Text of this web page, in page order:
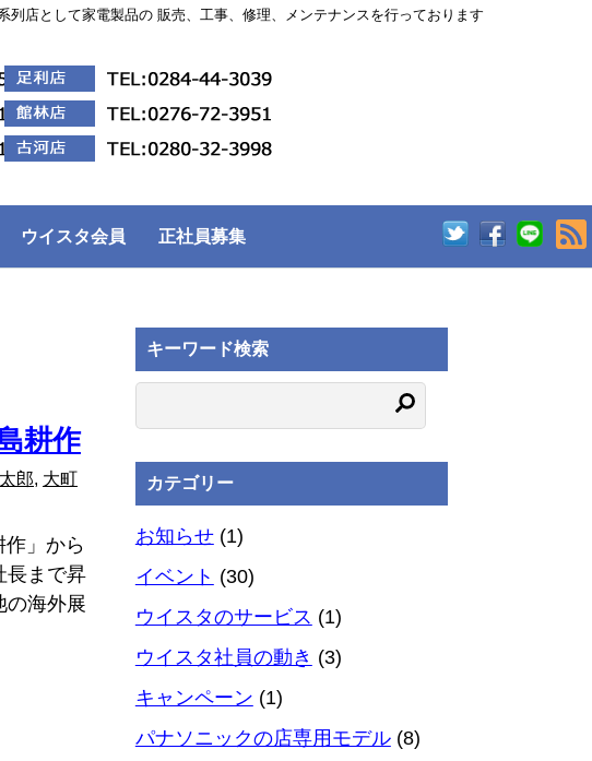
店として家電製品の 販売、工事、修理、メンテナンスを行っております
ウイスタ会員 正社員募集
耕作
郎, 大町
」から
長まで昇
の海外展
キーワード検索
カテゴリー
お知らせ(1)
イベント (30)
ウイスタのサービス (1)
ウイスタ社員の動き (3)
キャンペーン (1)
パナソニックの店専用モデル(8)